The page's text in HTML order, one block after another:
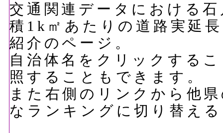
交通関連データにおける
積1k㎡あたりの道路実延
紹介のページ。
自治体名をクリックする
照することもできます。
また右側のリンクから他
なランキングに切り替え